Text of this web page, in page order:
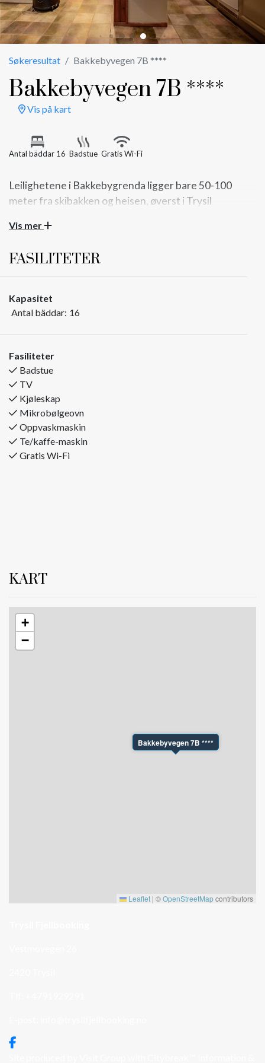
Søkeresultat Bakkebyvegen 7B ****
Bakkebyvegen 7B ****
Vis på kart
Antal bäddar 16 Badstue Gratis Wi-Fi
Leilighetene i Bakkebygrenda ligger bare 50-100
meter fra skibakken og heisen, øverst i Trysil
14+2 senger fordelt på hele 5 soverom
Leilighetene i Bakkebygrenda ligger bare 50-100 meter fra
skibakken og heisen, øverst i Trysil Turistsenter.
Totalt er leilighetene i Bakkebygrenda 132 m2 store, og byr
på et fullt utstyrt kjøkken med kjøleskap, oppvaskmaskin,
mikrobølgeovn og fryser.
De store leilighetene i Bakkebygrenda har to bad, hvorav det
ene har både badstue og boblebad.
I tillegg finnes det et ekstra toalett.
Sengefordeling:
Sov 1 (1 etg): dobbel køyeseng (120 cm).
Sov 2 (1 etg): køyeseng
Sov 3 (2 etg): dobbeltseng
Sov 4 (2 etg): 2 stk køyeseng
Vis mer
FASILITETER
Kapasitet
Antal bäddar: 16
Fasiliteter
Badstue
TV
Kjøleskap
Mikrobølgeovn
Oppvaskmaskin
Te/kaffe-maskin
Gratis Wi-Fi
KART
Bakkebyvegen 7B ****
+
−
Leaflet | ©OpenStreetMapcontributors